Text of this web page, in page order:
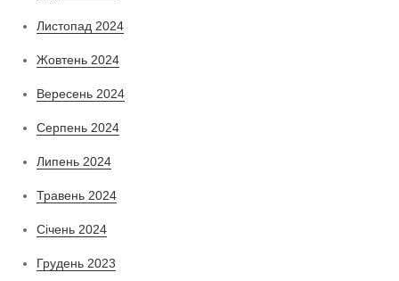
Листопад 2024
Жовтень 2024
Вересень 2024
Серпень 2024
Липень 2024
Травень 2024
Січень 2024
Грудень 2023